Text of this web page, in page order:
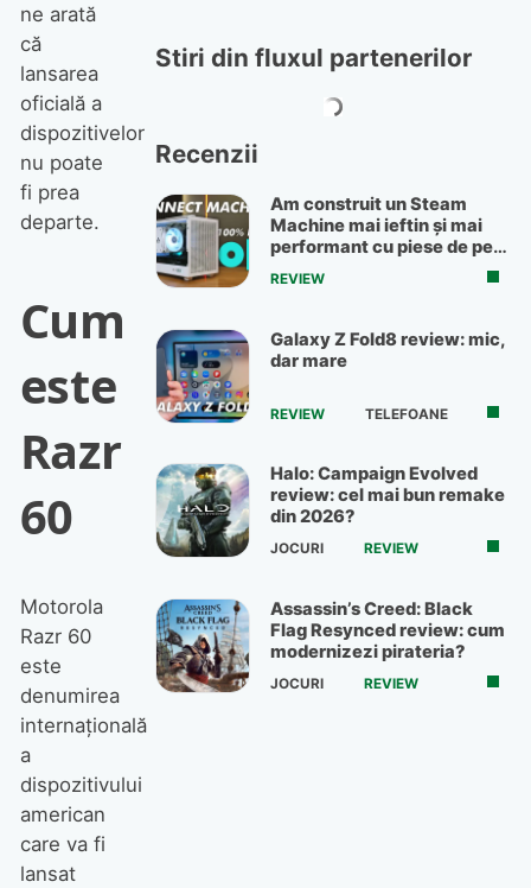
ne arată
că
lansarea
oficială a
dispozitivelor
nu poate
fi prea
departe.
Cum
este
Razr
60
Motorola
Razr 60
este
denumirea
internațională
a
dispozitivului
american
care va fi
lansat
Stiri din fluxul partenerilor
Recenzii
Am construit un Steam
Machine mai ieftin și mai
performant cu piese de pe
OLX
REVIEW
Galaxy Z Fold8 review: mic,
dar mare
REVIEW TELEFOANE
Halo: Campaign Evolved
review: cel mai bun remake
din 2026?
JOCURI REVIEW
Assassin’s Creed: Black
Flag Resynced review: cum
modernizezi pirateria?
JOCURI REVIEW